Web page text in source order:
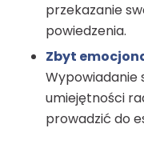
przekazanie
powiedzenia.
Zbyt
Wypowiadanie
umiejętności
prowadzić do